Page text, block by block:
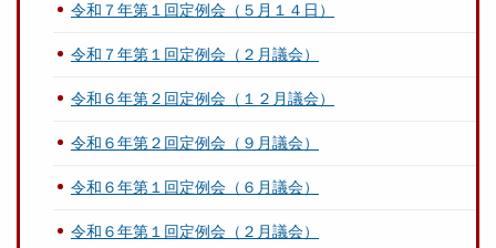
令和７年第１回定例会（５月１４日）
令和７年第１回定例会（２月議会）
令和６年第２回定例会（１２月議会）
令和６年第２回定例会（９月議会）
令和６年第１回定例会（６月議会）
令和６年第１回定例会（２月議会）